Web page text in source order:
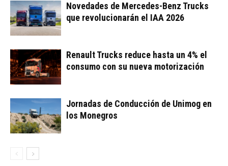
Novedades de Mercedes-Benz Trucks
que revolucionarán el IAA 2026
Renault Trucks reduce hasta un 4% el
consumo con su nueva motorización
Jornadas de Conducción de Unimog en
los Monegros